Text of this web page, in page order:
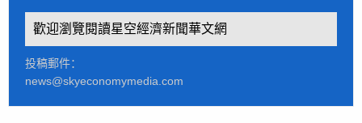
歡迎瀏覽閱讀星空經濟新聞華文網
投稿郵件：
news@skyeconomymedia.com